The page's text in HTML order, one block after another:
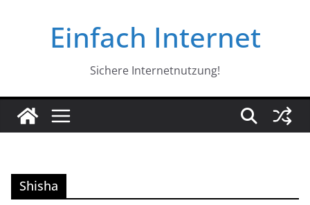
Einfach Internet
Sichere Internetnutzung!
Shisha